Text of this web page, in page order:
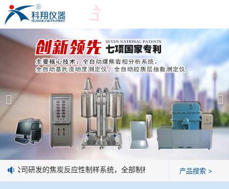
爱游戏平台
爱游戏平台
产品展示 ＞
爱游戏平台-爱游戏（中国）一站式服务平台
焦化行业检测及优化配煤设备
球团矿/烧结矿/块矿高温冶金性能检测系统
烧结/球团优化配矿研究设备
公司简介
爱游戏平台
企业业绩
技术交流
我公司研发的焦炭反应性制样系统，全部制样过程机械化操作，没有
产品搜索 >